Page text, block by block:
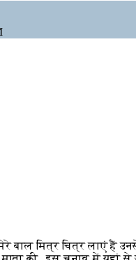
बाल मित्र चित्र लाएं